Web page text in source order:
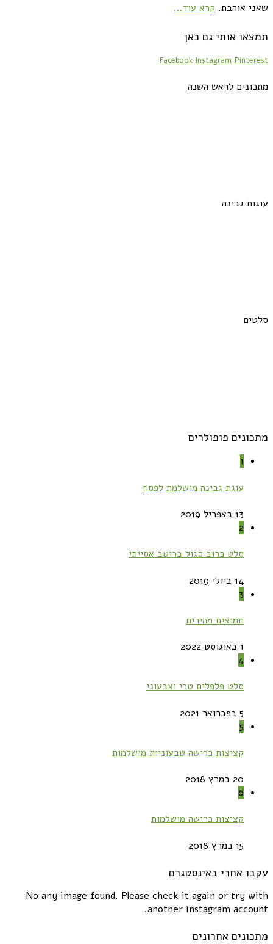
שאני אוהבת. קרא עוד...
תמצאו אותי גם כאן
Facebook Instagram Pinterest
מתכונים לראש השנה
עוגות גבינה
סלטים
מתכונים פופולרים
1
עוגת גבינה מושלמת לפסח
13 באפריל 2019
2
סלט כרוב סגול ברוטב אסייתי
14 ביולי 2019
3
חמוצים מהירים
1 באוגוסט 2022
4
סלט פלפלים טרי וצבעוני
5 בפברואר 2021
5
קציצות כרישה טבעוניות מושלמות
20 במרץ 2018
6
קציצות כרישה מושלמות
15 במרץ 2018
עקבו אחרי באינסטגרם
No any image found. Please check it again or try with
another instagram account.
מתכונים אחרונים